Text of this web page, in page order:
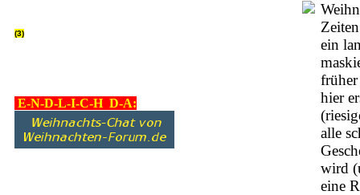
(3)
E-N-D-L-I-C-H D-A:
ein
hier
alle
wird
eine